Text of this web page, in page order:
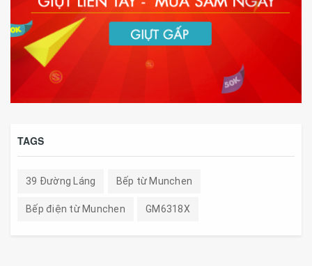
TAGS
39 Đường Láng Bếp từ Munchen
Bếp điện từ Munchen GM6318X